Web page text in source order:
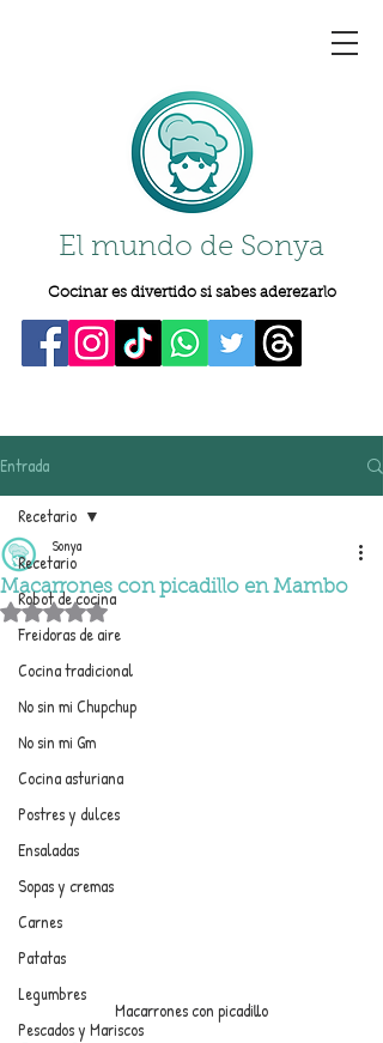
El mundo de Sonya
Cocinar es divertido si sabes aderezarlo
Entrada
Recetario
Robot de cocina
Freidoras de aire
Cocina tradicional
No sin mi Chupchup
No sin mi Gm
Cocina asturiana
Postres y dulces
Ensaladas
Sopas y cremas
Carnes
Patatas
Legumbres
Pescados y Mariscos
Recetario
Macarrones con picadillo en Mambo
Sonya
Obtuvo NaN de 5 estrellas.
Macarrones con picadillo